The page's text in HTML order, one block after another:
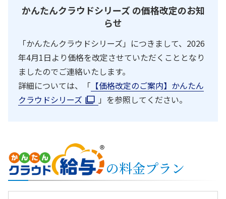
かんたんクラウドシリーズ の価格改定のお知
らせ
「かんたんクラウドシリーズ」につきまして、2026
年4月1日より価格を改定させていただくこととなり
ましたのでご連絡いたします。
詳細については、「 【価格改定のご案内】かんたん
クラウドシリーズ
」を参照してください。
の料金プラン